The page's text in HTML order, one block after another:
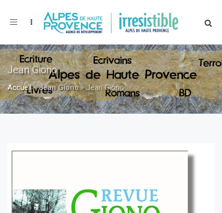
Toggle
Jean Giono
Accueil»Jean Giono»Jean Giono